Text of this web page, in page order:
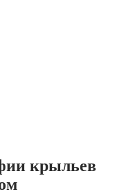
крыльев